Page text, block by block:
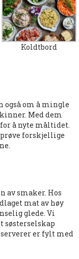
Koldtbord
også om å mingle
Med dem
å nyte måltidet.
forskjellige
av smaker. Hos
mat av høy
glede. Vi
søsterselskap
er fylt med